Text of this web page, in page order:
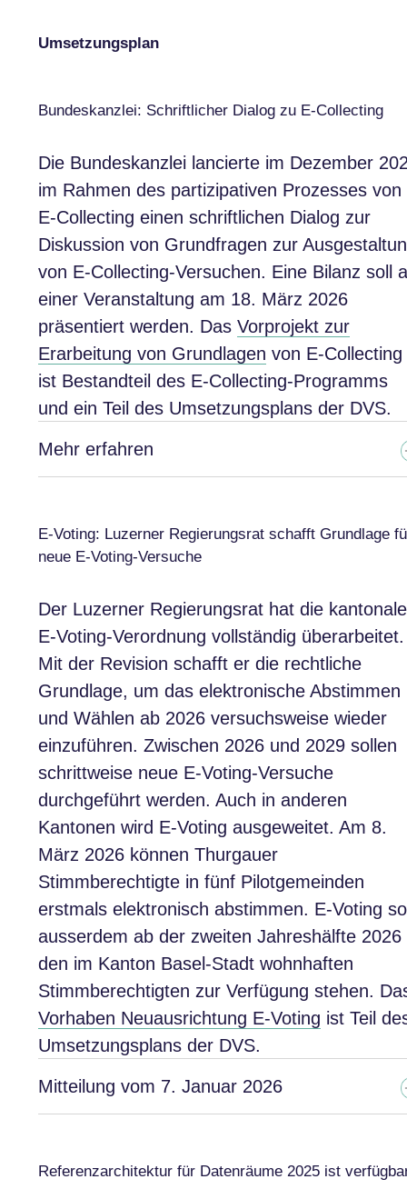
Umsetzungsplan
Bundeskanzlei: Schriftlicher Dialog zu E-Collecting
Die Bundeskanzlei lancierte im Dezember
im Rahmen des partizipativen Prozesses von
E-Collecting einen schriftlichen Dialog zur
Diskussion von Grundfragen zur
von E-Collecting-Versuchen. Eine Bilanz soll
einer Veranstaltung am 18. März 2026
präsentiert werden. Das Vorprojekt zur
Erarbeitung von Grundlagen von E-Collecting
ist Bestandteil des E-Collecting-Programms
und ein Teil des Umsetzungsplans der DVS.
Mehr erfahren
E-Voting: Luzerner Regierungsrat schafft Grundlage
neue E-Voting-Versuche
Der Luzerner Regierungsrat hat die kantonale
E-Voting-Verordnung vollständig überarbeitet.
Mit der Revision schafft er die rechtliche
Grundlage, um das elektronische Abstimmen
und Wählen ab 2026 versuchsweise wieder
einzuführen. Zwischen 2026 und 2029 sollen
schrittweise neue E-Voting-Versuche
durchgeführt werden. Auch in anderen
Kantonen wird E-Voting ausgeweitet. Am 8.
März 2026 können Thurgauer
Stimmberechtigte in fünf Pilotgemeinden
erstmals elektronisch abstimmen. E-Voting
ausserdem ab der zweiten Jahreshälfte 2026
den im Kanton Basel-Stadt wohnhaften
Stimmberechtigten zur Verfügung stehen.
Vorhaben Neuausrichtung E-Voting ist Teil
Umsetzungsplans der DVS.
Mitteilung vom 7. Januar 2026
Referenzarchitektur für Datenräume 2025 ist